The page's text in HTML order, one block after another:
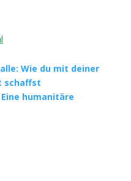
Wie du mit deiner
schaffst
humanitäre